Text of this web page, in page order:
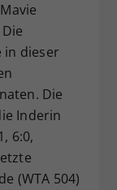
in dieser
Die
Inderin
6:0,
(WTA 504)